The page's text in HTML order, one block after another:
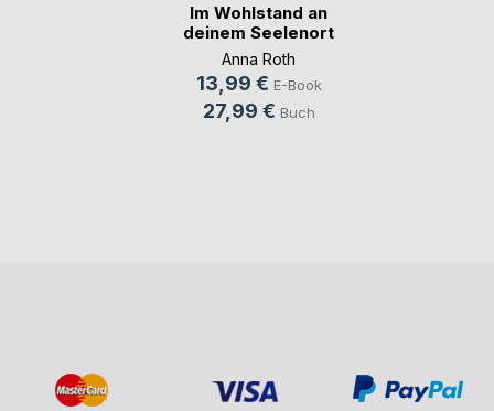
Im Wohlstand an
deinem Seelenort
Anna Roth
13,99 € E-Book
27,99 € Buch